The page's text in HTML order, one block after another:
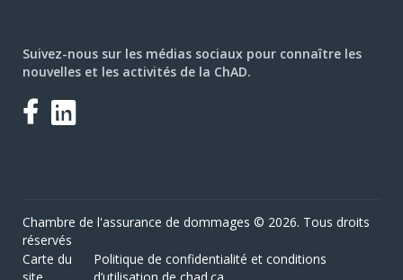
Suivez-nous sur les médias sociaux pour connaître les
nouvelles et les activités de la ChAD.
Facebook
LinkedIn
Chambre de l'assurance de dommages © 2026. Tous droits
réservés
Carte du
Politique de confidentialité et conditions